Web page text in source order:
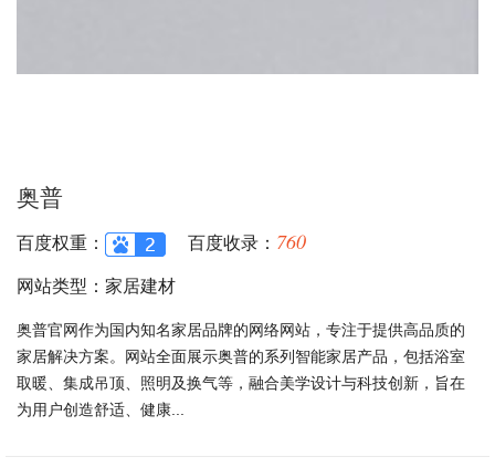
奥普
百度权重： 百度收录： 760
网站类型：家居建材
奥普官网作为国内知名家居品牌的网络网站，专注于提供高品质的
家居解决方案。网站全面展示奥普的系列智能家居产品，包括浴室
取暖、集成吊顶、照明及换气等，融合美学设计与科技创新，旨在
为用户创造舒适、健康...